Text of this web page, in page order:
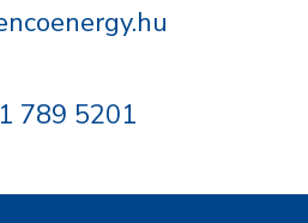
789 5201